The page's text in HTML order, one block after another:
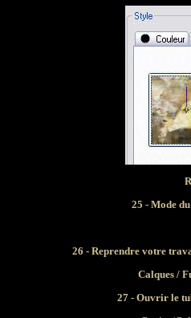
25 - Mode
26 - Reprendre votre
Calques /
27 - Ouvrir le